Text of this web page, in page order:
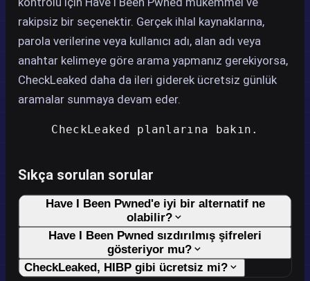
rakipsiz bir seçenektir. Gerçek ihlal kaynaklarına,
parola verilerine veya kullanıcı adı, alan adı veya
anahtar kelimeye göre arama yapmanız gerekiyorsa,
CheckLeaked daha da ileri giderek ücretsiz günlük
aramalar sunmaya devam eder.
CheckLeaked planlarına bakın.
Sıkça sorulan sorular
Have I Been Pwned'e iyi bir alternatif ne
olabilir?
Have I Been Pwned sızdırılmış şifreleri
gösteriyor mu?
CheckLeaked, HIBP gibi ücretsiz mi?